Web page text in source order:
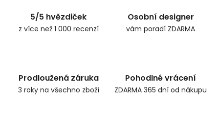
5/5 hvězdiček
z více než 1 000 recenzí
Osobní designer
vám poradí ZDARMA
Prodloužená záruka
3 roky na všechno zboží
Pohodlné vrácení
ZDARMA 365 dní od nákupu